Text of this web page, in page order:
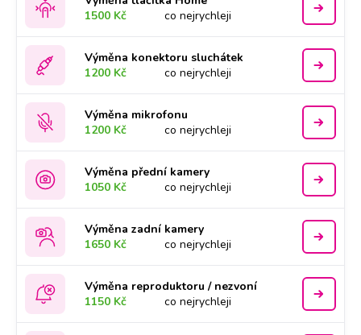
1500 Kč
co nejrychleji
Výměna konektoru sluchátek
1200 Kč
co nejrychleji
Výměna mikrofonu
1200 Kč
co nejrychleji
Výměna přední kamery
1050 Kč
co nejrychleji
Výměna zadní kamery
1650 Kč
co nejrychleji
Výměna reproduktoru / nezvoní
1150 Kč
co nejrychleji